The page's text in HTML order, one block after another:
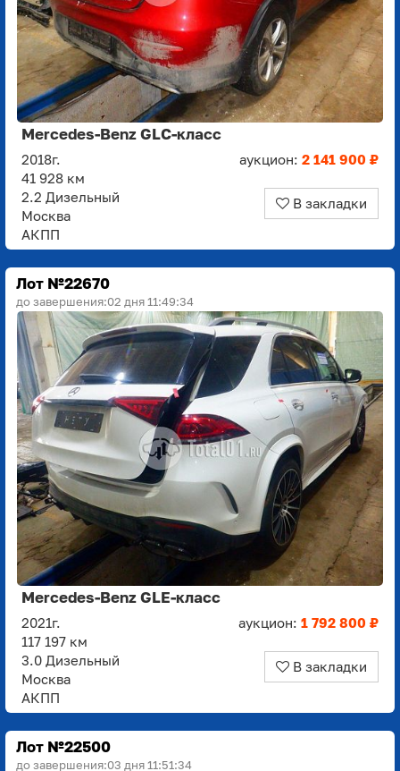
Mercedes-Benz GLC-класс
2018г.
41 928 км
2.2 Дизельный
Москва
АКПП
аукцион: 2 141 900 ₽
В закладки
Лот №22670
до завершения:02 дня 11:49:33
Mercedes-Benz GLE-класс
2021г.
117 197 км
3.0 Дизельный
Москва
АКПП
аукцион: 1 792 800 ₽
В закладки
Лот №22500
до завершения:03 дня 11:51:33